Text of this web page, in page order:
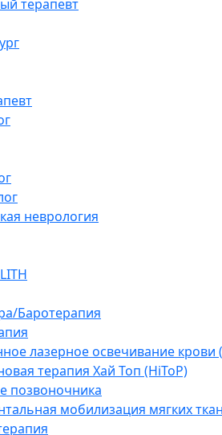
терапевт
неврология
Баротерапия
лазерное освечивание
терапия Хай Топ (HiToP)
позвоночника
мобилизация мягких